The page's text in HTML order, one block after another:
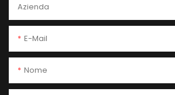
Azienda
E-Mail
Nome